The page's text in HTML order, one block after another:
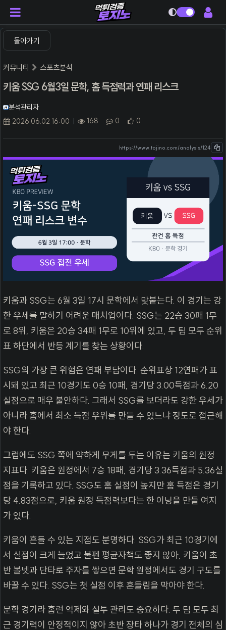
다크모드
돌아가기
커뮤니티 스포츠분석
키움 SSG 6월3일 문학, 홈 득점력과 연패 리스크
분석관리자
2026.06.02 16:00
168 0 0
https://www.tojino.com/analysis/124
본문
키움과 SSG는 6월 3일 17시 문학에서 맞붙는다. 이 경기는 강
한 우세를 말하기 어려운 매치업이다. SSG는 22승 30패 1무
로 8위, 키움은 20승 34패 1무로 10위에 있고, 두 팀 모두 순위
표 하단에서 반등 계기를 찾는 상황이다.
SSG의 가장 큰 위험은 연패 부담이다. 순위표상 12연패가 표
시돼 있고 최근 10경기도 0승 10패, 경기당 3.00득점과 6.20
실점으로 매우 불안하다. 그래서 SSG를 보더라도 강한 우세가
아니라 홈에서 최소 득점 우위를 만들 수 있느냐 정도로 접근해
야 한다.
그럼에도 SSG 쪽에 약하게 무게를 두는 이유는 키움의 원정
지표다. 키움은 원정에서 7승 18패, 경기당 3.36득점과 5.36실
점을 기록하고 있다. SSG도 홈 실점이 높지만 홈 득점은 경기
당 4.83점으로, 키움 원정 득점력보다는 한 이닝을 만들 여지
가 있다.
키움이 흔들 수 있는 지점도 분명하다. SSG가 최근 10경기에
서 실점이 크게 늘었고 불펜 평균자책도 좋지 않아, 키움이 초
반 볼넷과 단타로 주자를 쌓으면 문학 원정에서도 경기 구도를
바꿀 수 있다. SSG는 첫 실점 이후 흔들림을 막아야 한다.
문학 경기라 홈런 억제와 실투 관리도 중요하다. 두 팀 모두 최
근 경기력이 안정적이지 않아 초반 장타 하나가 경기 전체의 심